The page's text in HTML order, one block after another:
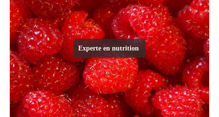
Nutrition-Micronutrition-Phytothérapie
Experte en nutrition
Naturopathie et phytothérapie